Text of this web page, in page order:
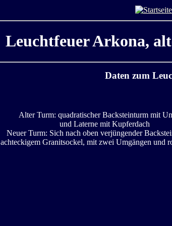
Leuchtfeuer Arkona,
Daten zum
Alter Turm: quadratischer Backsteinturm mit
und Laterne mit Kupferdach
Neuer Turm: Sich nach oben verjüngender
achteckigem Granitsockel, mit zwei Umgängen und